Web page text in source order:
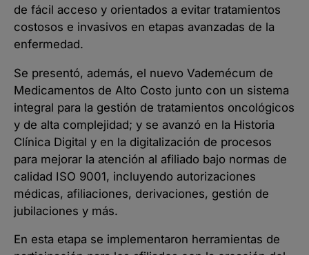
de fácil acceso y orientados a evitar tratamientos
costosos e invasivos en etapas avanzadas de la
enfermedad.
Se presentó, además, el nuevo Vademécum de
Medicamentos de Alto Costo junto con un sistema
integral para la gestión de tratamientos oncológicos
y de alta complejidad; y se avanzó en la Historia
Clínica Digital y en la digitalización de procesos
para mejorar la atención al afiliado bajo normas de
calidad ISO 9001, incluyendo autorizaciones
médicas, afiliaciones, derivaciones, gestión de
jubilaciones y más.
En esta etapa se implementaron herramientas de